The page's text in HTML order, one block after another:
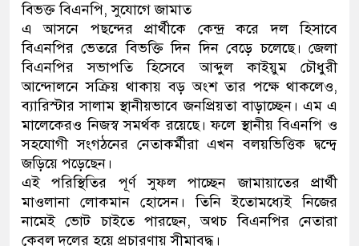
বিভক্ত বিএনপি, সুযোগে জামাত
এ আসনে পছন্দের প্রার্থীকে কেন্দ্র করে দল হিসাবে
বিএনপির ভেতরে বিভক্তি দিন দিন বেড়ে চলেছে। জেলা
বিএনপির সভাপতি হিসেবে আব্দুল কাইয়ুম চৌধুরী
আন্দোলনে সক্রিয় থাকায় বড় অংশ তার পক্ষে থাকলেও,
ব্যারিস্টার সালাম স্থানীয়ভাবে জনপ্রিয়তা বাড়াচ্ছেন। এম এ
মালেকেরও নিজস্ব সমর্থক রয়েছে। ফলে স্থানীয় বিএনপি ও
সহযোগী সংগঠনের নেতাকর্মীরা এখন বলয়ভিত্তিক দ্বন্দ্বে
জড়িয়ে পড়েছেন।
এই পরিস্থিতির পূর্ণ সুফল পাচ্ছেন জামায়াতের প্রার্থী
মাওলানা লোকমান হোসেন। তিনি ইতোমধ্যেই নিজের
নামেই ভোট চাইতে পারছেন, অথচ বিএনপির নেতারা
কেবল দলের হয়ে প্রচারণায় সীমাবদ্ধ।